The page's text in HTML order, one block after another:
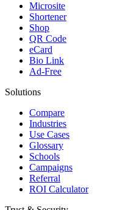
Microsite
Shortener
Shop
QR Code
eCard
Bio Link
Ad-Free
Solutions
Compare
Industries
Use Cases
Glossary
Schools
Campaigns
Referral
ROI Calculator